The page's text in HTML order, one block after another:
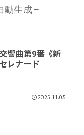
動生成
響曲第9番《新
レナード
2025.11.05